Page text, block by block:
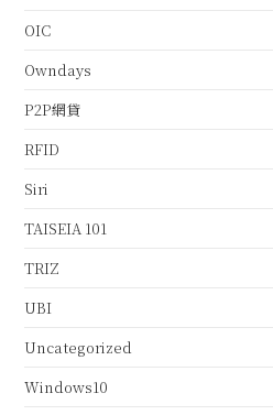
OIC
Owndays
P2P網貸
RFID
Siri
TAISEIA 101
TRIZ
UBI
Uncategorized
Windows10